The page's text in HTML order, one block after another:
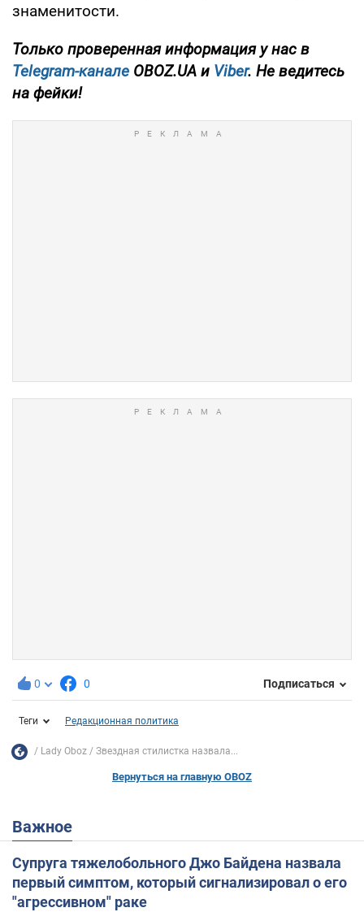
знаменитости.
Только проверенная информация у нас в
Telegram-канале OBOZ.UA и Viber. Не ведитесь
на фейки!
0 0 Подписаться
Теги Редакционная политика
Lady Oboz Звездная стилистка назвала...
Вернуться на главную OBOZ
Важное
Супруга тяжелобольного Джо Байдена назвала
первый симптом, который сигнализировал о его
"агрессивном" раке